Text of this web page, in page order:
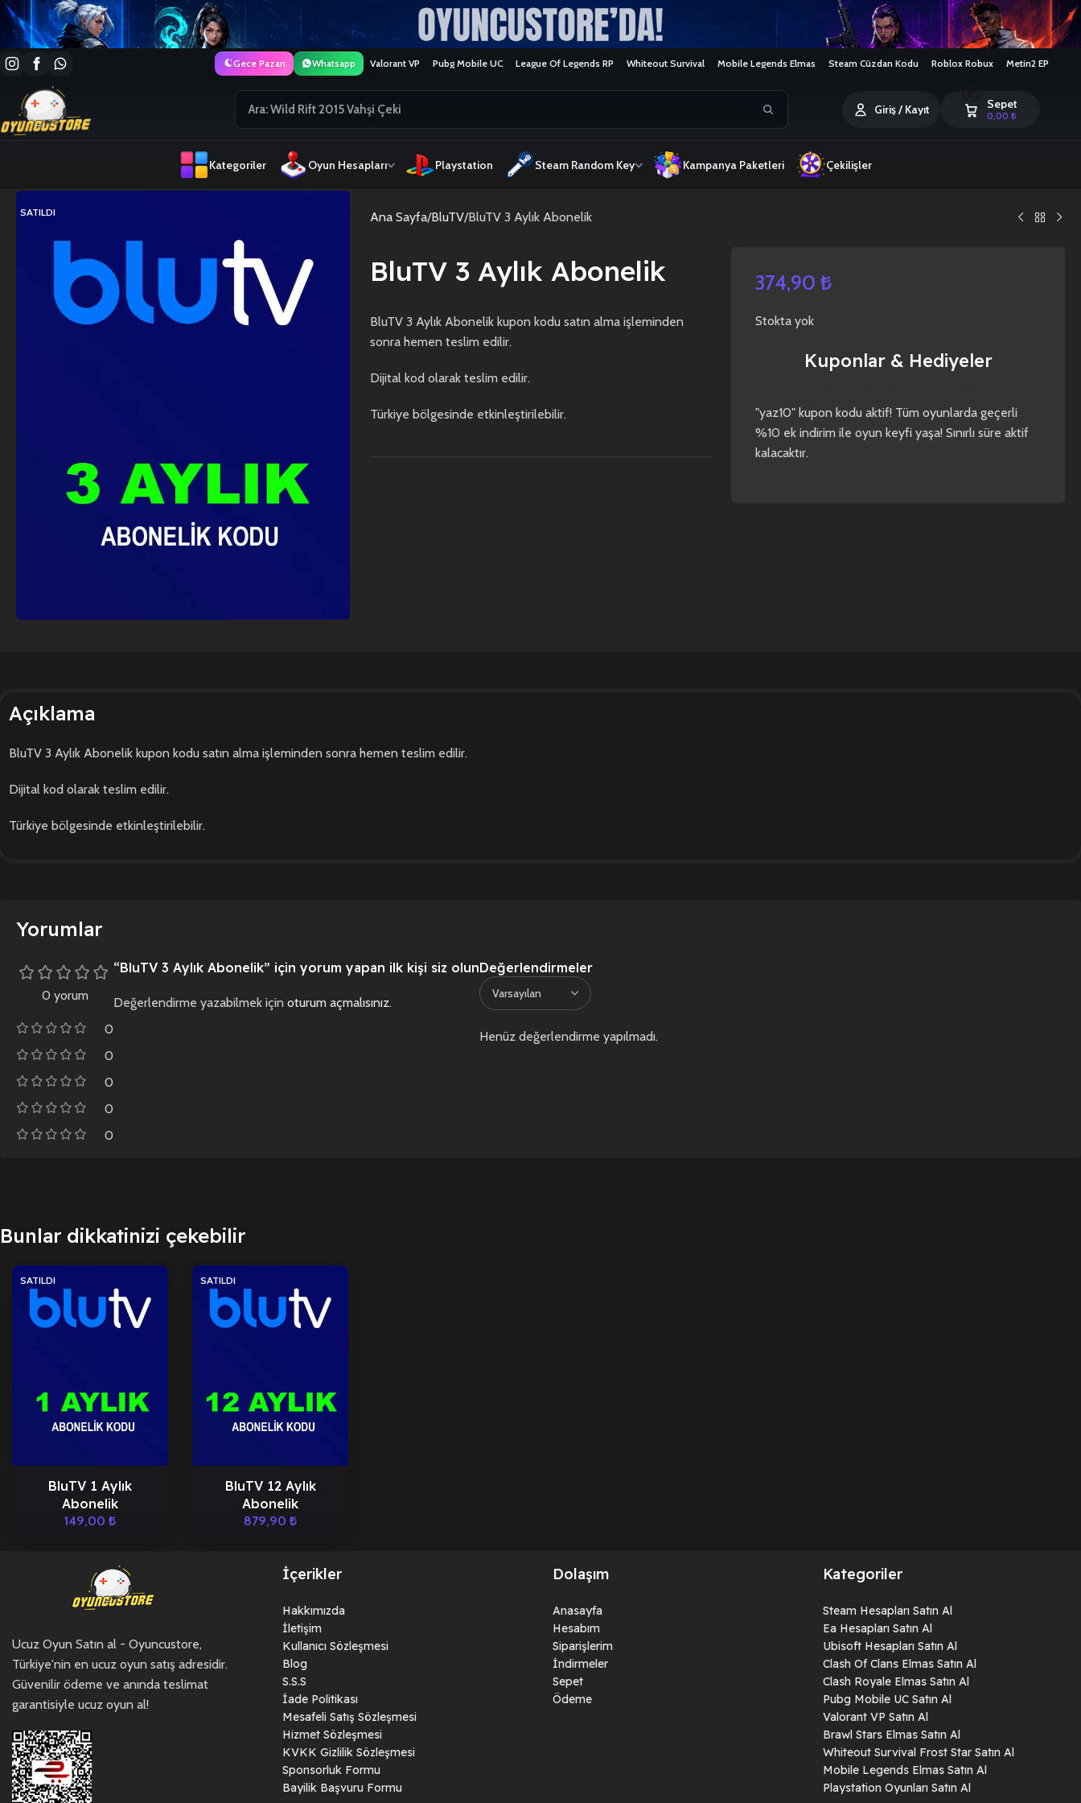
Gece Pazarı Whatsapp Valorant VP Pubg Mobile UC League Of Legends RP Whiteout Survival Mobile Legends Elmas Steam Cüzdan Kodu Roblox Robux Metin2 EP
Giriş / Kayıt Sepet
0,00₺
Kategoriler Oyun Hesapları Playstation Steam Random Key Kampanya Paketleri Çekilişler
SATILDI Ana Sayfa BluTV BluTV 3 Aylık Abonelik
BluTV 3 Aylık Abonelik
BluTV 3 Aylık Abonelik kupon kodu satın alma işleminden
sonra hemen teslim edilir.
Dijital kod olarak teslim edilir.
Türkiye bölgesinde etkinleştirilebilir.
374,90₺
Stokta yok
Kuponlar & Hediyeler
"yaz10" kupon kodu aktif! Tüm oyunlarda geçerli
%10 ek indirim ile oyun keyfi yaşa! Sınırlı süre aktif
kalacaktır.
Açıklama
BluTV 3 Aylık Abonelik kupon kodu satın alma işleminden sonra hemen teslim edilir.
Dijital kod olarak teslim edilir.
Türkiye bölgesinde etkinleştirilebilir.
Yorumlar
0 yorum
0
0
0
0
0
Değerlendirmeler
Henüz değerlendirme yapılmadı.
“BluTV 3 Aylık Abonelik” için yorum yapan ilk kişi siz olun
Değerlendirme yazabilmek için oturum açmalısınız.
Bunlar dikkatinizi çekebilir
SATILDI
BluTV 1 Aylık
Abonelik
149,00 ₺
SATILDI
BluTV 12 Aylık
Abonelik
879,90 ₺
Ucuz Oyun Satın al - Oyuncustore,
Türkiye'nin en ucuz oyun satış adresidir.
Güvenilir ödeme ve anında teslimat
garantisiyle ucuz oyun al!
İçerikler
Hakkımızda
İletişim
Kullanıcı Sözleşmesi
Blog
S.S.S
İade Politikası
Mesafeli Satış Sözleşmesi
Hizmet Sözleşmesi
KVKK Gizlilik Sözleşmesi
Sponsorluk Formu
Bayilik Başvuru Formu
Dolaşım
Anasayfa
Hesabım
Siparişlerim
İndirmeler
Sepet
Ödeme
Kategoriler
Steam Hesapları Satın Al
Ea Hesapları Satın Al
Ubisoft Hesapları Satın Al
Clash Of Clans Elmas Satın Al
Clash Royale Elmas Satın Al
Pubg Mobile UC Satın Al
Valorant VP Satın Al
Brawl Stars Elmas Satın Al
Whiteout Survival Frost Star Satın Al
Mobile Legends Elmas Satın Al
Playstation Oyunları Satın Al